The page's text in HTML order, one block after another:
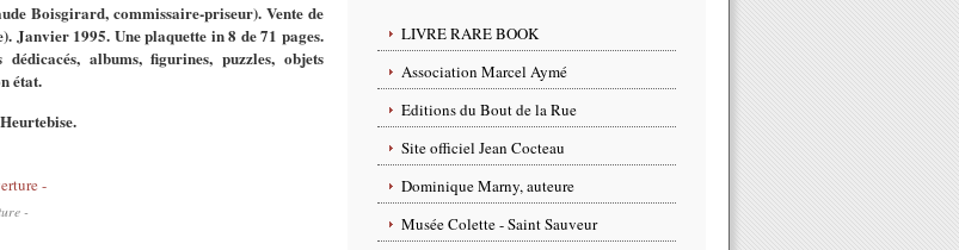
Boisgirard, commissaire-priseur). Vente de
1995. Une plaquette in 8 de 71 pages.
albums, figurines, puzzles, objets
état.
-
LIVRE RARE BOOK
Association Marcel Aymé
Editions du Bout de la Rue
Site officiel Jean Cocteau
Dominique Marny, auteure
Musée Colette - Saint Sauveur